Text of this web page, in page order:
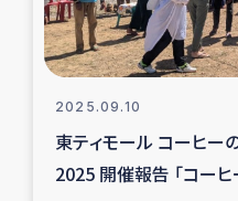
アグロフォレ
2025.09.10
東ティモール コーヒー
2025 開催報告 「コーヒ